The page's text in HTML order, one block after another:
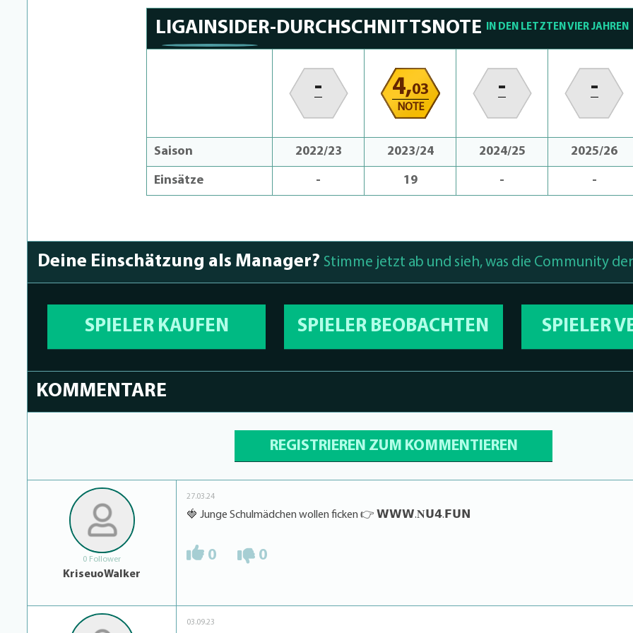
LIGAINSIDER-DURCHSCHNITTSNOTE IN DEN LETZTEN VIER JAHREN
- 4,03
NOTE
- -
Saison 2022/23 2023/24 2024/25 2025/26
Einsätze - 19 - -
Deine Einschätzung als Manager? Stimme jetzt ab und sieh, was die Community
SPIELER KAUFEN SPIELER BEOBACHTEN SPIELER
KOMMENTARE
REGISTRIEREN ZUM KOMMENTIEREN
0 Follower
KriseuoWalker
27.03.24
🍓 Junge Schulmädchen wollen ficken 👉 𝗪𝗪𝗪.𝐍𝗨𝟰.𝗙𝗨𝗡
0 0
03.09.23